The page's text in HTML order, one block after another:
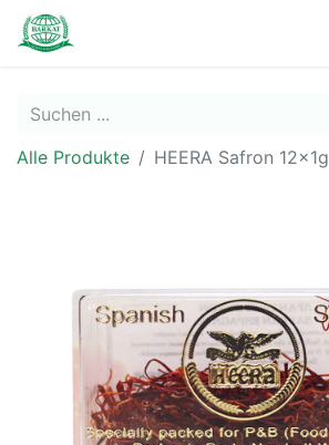
Alle Produkte HEERA Safron 12x1g